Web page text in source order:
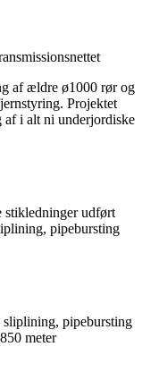
af ældre ø1000 rør og
Projektet
af i alt ni underjordiske
stikledninger udført
pipebursting
sliplining, pipebursting
meter